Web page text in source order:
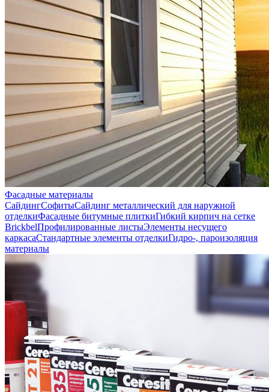
Фасадные материалы
СайдингСофитыСайдинг металлический для наружной
отделкиФасадные битумные плиткиГибкий кирпич на сетке
BrickbelПрофилированные листыЭлементы несущего
каркасаСтандартные элементы отделкиГидро-, пароизоляция
материалы